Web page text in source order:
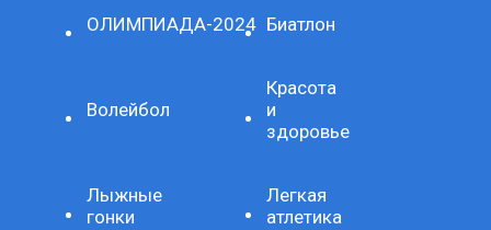
ОЛИМПИАДА-2024 Биатлон
Волейбол
Красота
и
здоровье
Лыжные
гонки
Легкая
атлетика